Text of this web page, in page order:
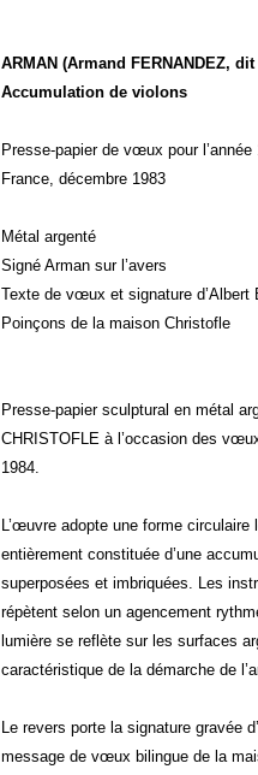
ARMAN (Armand FERNANDEZ,
Accumulation de violons
Presse-papier de vœux pour l’année
France, décembre 1983
Métal argenté
Signé Arman sur l’avers
Texte de vœux et signature d’Albert
Poinçons de la maison Christofle
Presse-papier sculptural en métal
CHRISTOFLE à l’occasion des
1984.
L’œuvre adopte une forme
entièrement constituée d’une
superposées et imbriquées. Les
répètent selon un agencement
lumière se reflète sur les surfaces
caractéristique de la démarche de
Le revers porte la signature gravée
message de vœux bilingue de la